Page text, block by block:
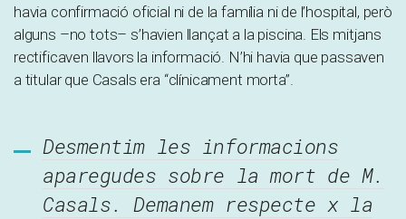
havia confirmació oficial ni de la família ni de l’hospital, però
alguns –no tots– s’havien llançat a la piscina. Els mitjans
rectificaven llavors la informació. N’hi havia que passaven
a titular que Casals era “clínicament morta”.
Desmentim les informacions
aparegudes sobre la mort de M.
Casals. Demanem respecte x la